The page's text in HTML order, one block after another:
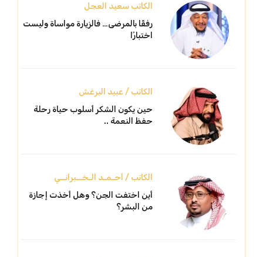
الكاتب سعيد العجل
رفقًا بالمرضى… فالزيارة مواساة وليست
اختبارًا
الكاتب / عبيد البرغش
حين يكون الشكر أسلوب حياة رحلة
حفظ النعمة ..
الكاتب / أحـمـد الـخــبرانــي
أين اختفت الجن؟ وهل أخذت إجازة
من البشر؟